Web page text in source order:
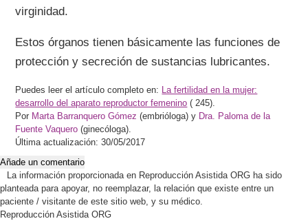
virginidad.
Estos órganos tienen básicamente las funciones de
protección y secreción de sustancias lubricantes.
Puedes leer el artículo completo en: La fertilidad en la mujer:
desarrollo del aparato reproductor femenino ( 245).
Por Marta Barranquero Gómez (embrióloga) y Dra. Paloma de la
Fuente Vaquero (ginecóloga).
Última actualización: 30/05/2017
Añade un comentario
La información proporcionada en Reproducción Asistida ORG ha sido
planteada para apoyar, no reemplazar, la relación que existe entre un
paciente / visitante de este sitio web, y su médico.
Reproducción Asistida ORG